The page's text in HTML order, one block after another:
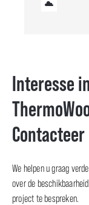
Interesse
Contacteer
We helpen u graag
over de
project te bespreken.